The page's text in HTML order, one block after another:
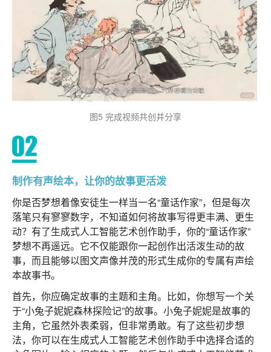
图5 完成视频共创并分享
制作有声绘本，让你的故事更活泼
你是否梦想着像安徒生一样当一名“童话作家”，但是每次
落笔只有寥寥数字，不知道如何将故事写得更丰满、更生
动？有了生成式人工智能艺术创作助手，你的“童话作家”
梦想不再遥远。它不仅能跟你一起创作出活泼生动的故
事，而且能够以图文声像并茂的形式生成你的专属有声绘
本故事书。
首先，你应确定故事的主题和主角。比如，你想写一个关
于“小兔子妮妮森林探险记”的故事。小兔子妮妮是故事的
主角，它虽然外表柔弱，但非常勇敢。有了这些初步想
法，你可以在生成式人工智能艺术创作助手中选择合适的